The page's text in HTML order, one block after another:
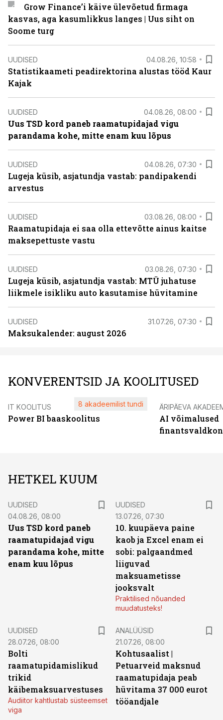
Grow Finance’i käive ülevõetud firmaga
kasvas, aga kasumlikkus langes | Uus siht on
Soome turg
UUDISED 04.08.26, 10:58
Statistikaameti peadirektorina alustas tööd Kaur
Kajak
UUDISED 04.08.26, 08:00
Uus TSD kord paneb raamatupidajad vigu
parandama kohe, mitte enam kuu lõpus
UUDISED 04.08.26, 07:30
Lugeja küsib, asjatundja vastab: pandipakendi
arvestus
UUDISED 03.08.26, 08:00
Raamatupidaja ei saa olla ettevõtte ainus kaitse
maksepettuste vastu
UUDISED 03.08.26, 07:30
Lugeja küsib, asjatundja vastab: MTÜ juhatuse
liikmele isikliku auto kasutamise hüvitamine
UUDISED 31.07.26, 07:30
Maksukalender: august 2026
KONVERENTSID JA KOOLITUSED
IT KOOLITUS
Power BI baaskoolitus
8 akadeemilist tundi ÄRIPÄEVA
AI võimalused
HETKEL KUUM
UUDISED
04.08.26, 08:00
Uus TSD kord paneb
raamatupidajad vigu
parandama kohe, mitte
enam kuu lõpus
UUDISED
13.07.26, 07:30
10. kuupäeva paine
kaob ja Excel enam ei
sobi: palgaandmed
liiguvad
maksuametisse
jooksvalt
Praktilised nõuanded
muudatusteks!
UUDISED
28.07.26, 08:00
Bolti
raamatupidamislikud
trikid
käibemaksuarvestuses
Audiitor kahtlustab süsteemset
viga
ANALÜÜSID
21.07.26, 08:00
Kohtusaalist |
Petuarveid maksnud
raamatupidaja peab
hüvitama 37 000 eurot
tööandjale